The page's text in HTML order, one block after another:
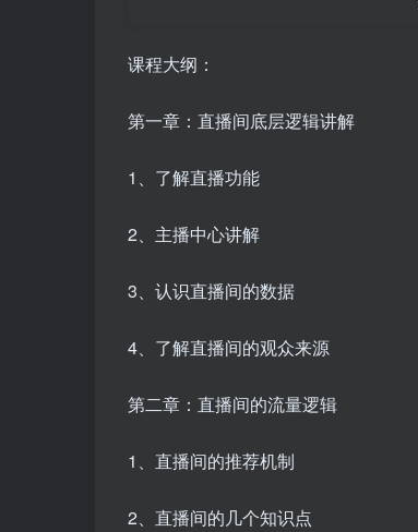
课程大纲：
第一章：直播间底层逻辑讲解
1、了解直播功能
2、主播中心讲解
3、认识直播间的数据
4、了解直播间的观众来源
第二章：直播间的流量逻辑
1、直播间的推荐机制
2、直播间的几个知识点